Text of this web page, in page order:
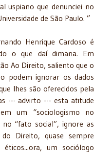
uspiano que denunciei no
de São Paulo. ”
Henrique Cardoso é
o que daí dimana. Em
Ao Direito, saliento que o
podem ignorar os dados
lhes são oferecidos pela
--- advirto --- esta atitude
um “sociologismo no
“fato social”, ignore as
Direito, quase sempre
éticos...ora, um sociólogo